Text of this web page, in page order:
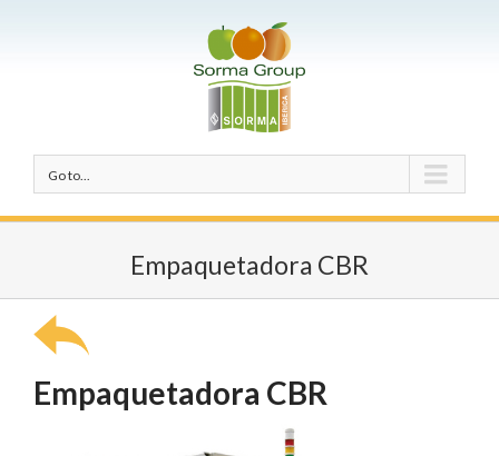
Go to...
Empaquetadora CBR
Empaquetadora CBR